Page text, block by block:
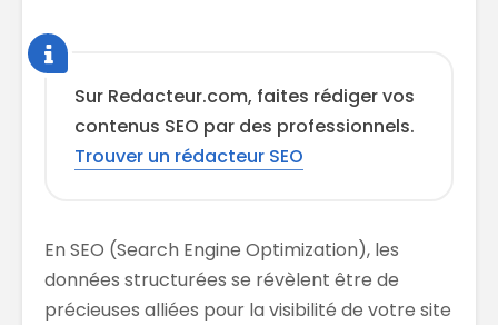
Sur Redacteur.com, faites rédiger vos
contenus SEO par des professionnels.
Trouver un rédacteur SEO
En SEO (Search Engine Optimization), les
données structurées se révèlent être de
précieuses alliées pour la visibilité de votre site